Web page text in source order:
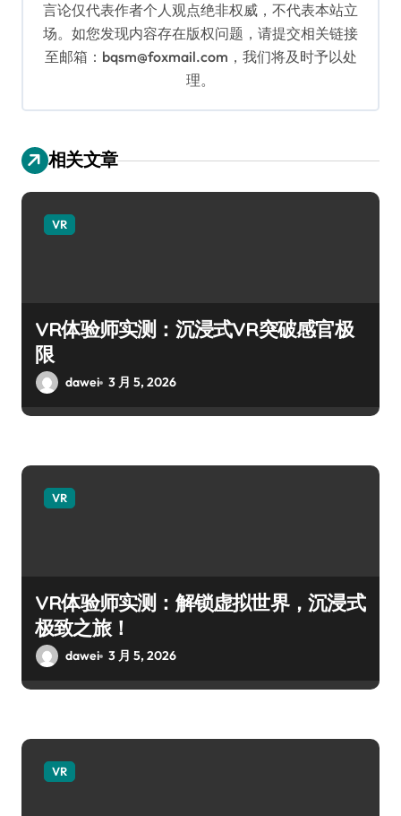
言论仅代表作者个人观点绝非权威，不代表本站立
场。如您发现内容存在版权问题，请提交相关链接
至邮箱：bqsm@foxmail.com，我们将及时予以处
理。
相关文章
VR
VR体验师实测：沉浸式VR突破感官极
限
dawei 3 月 5, 2026
VR
VR体验师实测：解锁虚拟世界，沉浸式
极致之旅！
dawei 3 月 5, 2026
VR